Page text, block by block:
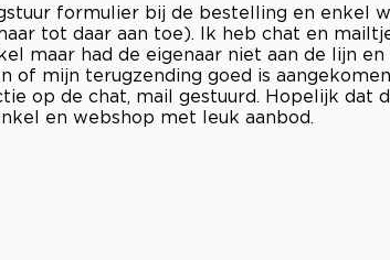
formulier bij de bestelling en enkel
tot daar aan toe). Ik heb chat en
maar had de eigenaar niet aan de lijn en
of mijn terugzending goed is aangekomen
op de chat, mail gestuurd. Hopelijk dat
en webshop met leuk aanbod.